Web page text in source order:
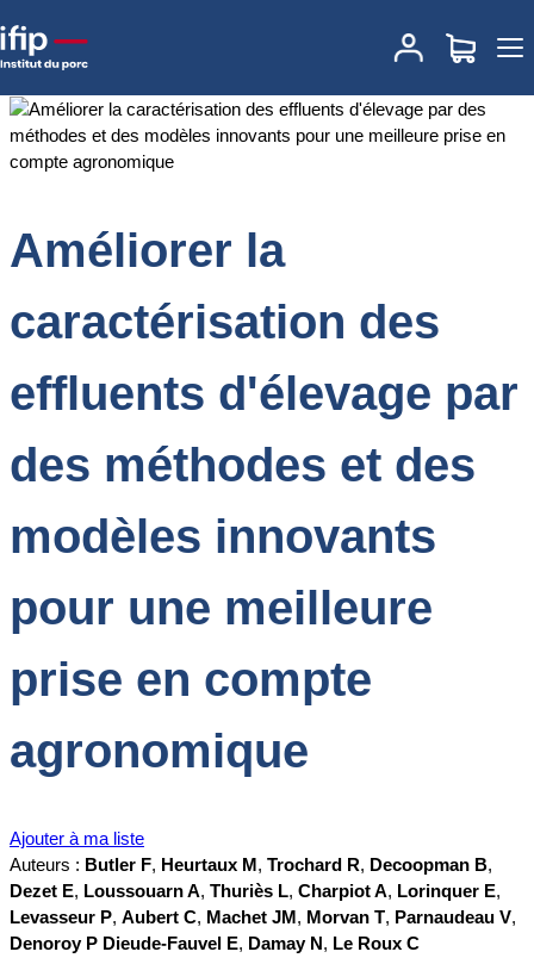
Accueil
Améliorer la caractérisation des effluents
d'élevage par des méthodes et des modèles innovants pour une
Améliorer la
caractérisation des
effluents d'élevage par
des méthodes et des
modèles innovants
pour une meilleure
prise en compte
agronomique
Ajouter à ma liste
Auteurs : Butler F, Heurtaux M, Trochard R, Decoopman B,
Dezet E, Loussouarn A, Thuriès L, Charpiot A, Lorinquer E,
Levasseur P, Aubert C, Machet JM, Morvan T, Parnaudeau V,
Denoroy P Dieude-Fauvel E, Damay N, Le Roux C